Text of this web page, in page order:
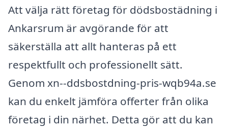
Att välja rätt företag för dödsbostädning i
Ankarsrum är avgörande för att
säkerställa att allt hanteras på ett
respektfullt och professionellt sätt.
Genom xn--ddsbostdning-pris-wqb94a.se
kan du enkelt jämföra offerter från olika
företag i din närhet. Detta gör att du kan